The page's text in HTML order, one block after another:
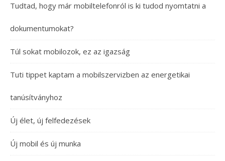
Tudtad, hogy már mobiltelefonról is ki tudod nyomtatni a
dokumentumokat?
Túl sokat mobilozok, ez az igazság
Tuti tippet kaptam a mobilszervizben az energetikai
tanúsítványhoz
Új élet, új felfedezések
Új mobil és új munka